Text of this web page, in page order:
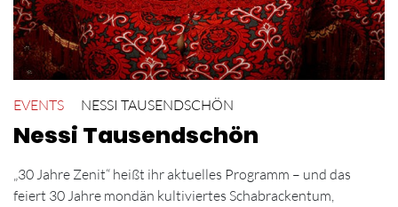
EVENTS NESSI TAUSENDSCHÖN
Nessi Tausendschön
„30 Jahre Zenit“ heißt ihr aktuelles Programm – und das
feiert 30 Jahre mondän kultiviertes Schabrackentum,